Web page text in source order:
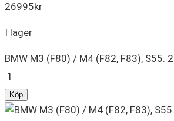
26995kr
I lager
BMW M3 (F80) / M4 (F82, F83), S55.
Köp